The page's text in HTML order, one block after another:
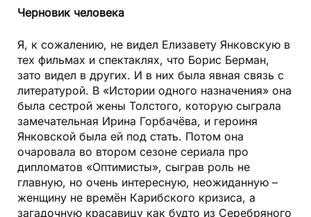
Черновик человека
Я, к сожалению, не видел Елизавету Янковскую в
тех фильмах и спектаклях, что Борис Берман,
зато видел в других. И в них была явная связь с
литературой. В «Истории одного назначения» она
была сестрой жены Толстого, которую сыграла
замечательная Ирина Горбачёва, и героиня
Янковской была ей под стать. Потом она
очаровала во втором сезоне сериала про
дипломатов «Оптимисты», сыграв роль не
главную, но очень интересную, неожиданную –
женщину не времён Карибского кризиса, а
загадочную красавицу как будто из Серебряного